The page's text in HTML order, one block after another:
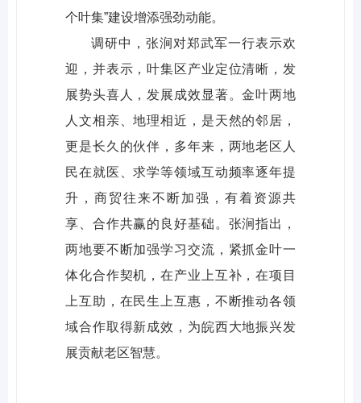
个叶集”建设增添强劲动能。
调研中，张涧对郑武军一行表示欢
迎，并表示，叶集区产业定位清晰，发
展势头喜人，发展成效显著。金叶两地
人文相亲、地理相近，是天然的邻居，
更是长久的伙伴，多年来，两地老区人
民在就医、求学等领域互动频率逐年提
升，商贸往来不断加强，有着资源共
享、合作共赢的良好基础。张涧指出，
两地要不断加强学习交流，紧抓金叶一
体化合作契机，在产业上互补，在项目
上互助，在民生上互惠，不断推动各领
域合作取得新成效，为皖西大地振兴发
展贡献老区智慧。